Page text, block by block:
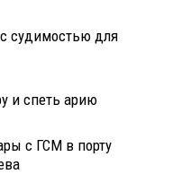
судимостью для
и спеть арию
с ГСМ в порту